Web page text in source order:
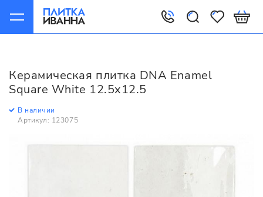
Керамическая плитка DNA Enamel
Square White 12.5x12.5
В наличии
Артикул: 123075